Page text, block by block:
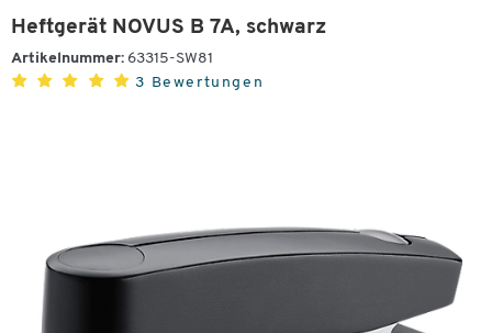
Heftgerät NOVUS B 7A, schwarz
Artikelnummer: 63315-SW81
3 Bewertungen